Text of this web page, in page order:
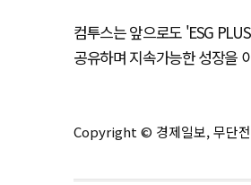
컴투스는 앞으로도 'ESG
공유하며 지속가능한 성장을
Copyright © 경제일보, 무단전